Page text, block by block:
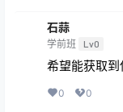
石蒜
学前班 Lv0
希望能获取到
0 0